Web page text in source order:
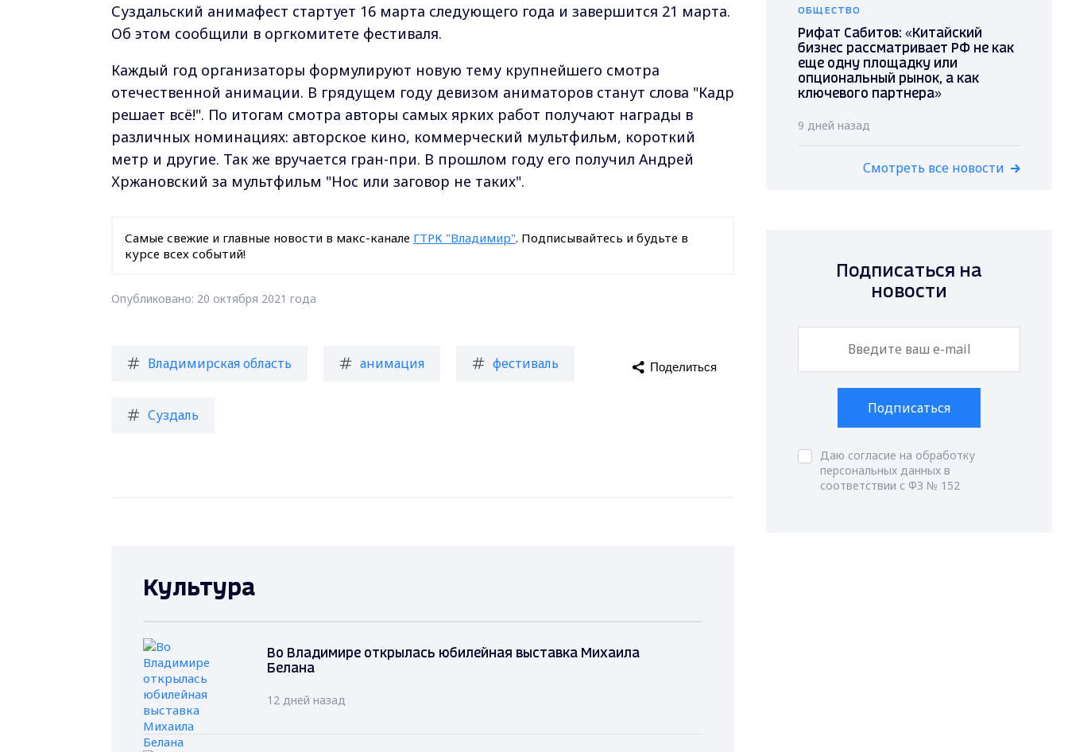
Суздальский анимафест стартует 16 марта следующего года и завершится 21 марта.
Об этом сообщили в оргкомитете фестиваля.
Каждый год организаторы формулируют новую тему крупнейшего смотра
отечественной анимации. В грядущем году девизом аниматоров станут слова "Кадр
решает всё!". По итогам смотра авторы самых ярких работ получают награды в
различных номинациях: авторское кино, коммерческий мультфильм, короткий
метр и другие. Так же вручается гран-при. В прошлом году его получил Андрей
Хржановский за мультфильм "Нос или заговор не таких".
Самые свежие и главные новости в макс-канале ГТРК "Владимир". Подписывайтесь и будьте в
курсе всех событий!
Опубликовано: 20 октября 2021 года
Владимирская область анимация фестиваль
Суздаль
Поделиться
Культура
Во Владимире открылась юбилейная выставка Михаила
Белана
12 дней назад
ОБЩЕСТВО
Рифат Сабитов: «Китайский
бизнес рассматривает РФ не как
еще одну площадку или
опциональный рынок, а как
ключевого партнера»
9 дней назад
Смотреть все новости
Подписаться на
новости
Подписаться
Даю согласие на обработку
персональных данных в
соответствии с ФЗ № 152